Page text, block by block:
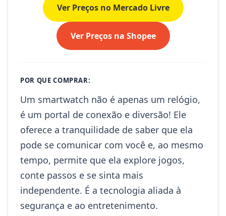
Ver Preços no Mercado Livre
Ver Preços na Shopee
POR QUE COMPRAR:
Um smartwatch não é apenas um relógio,
é um portal de conexão e diversão! Ele
oferece a tranquilidade de saber que ela
pode se comunicar com você e, ao mesmo
tempo, permite que ela explore jogos,
conte passos e se sinta mais
independente. É a tecnologia aliada à
segurança e ao entretenimento.